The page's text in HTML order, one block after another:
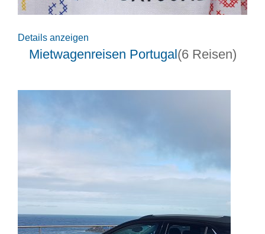
Details anzeigen
Mietwagenreisen Portugal(6 Reisen)